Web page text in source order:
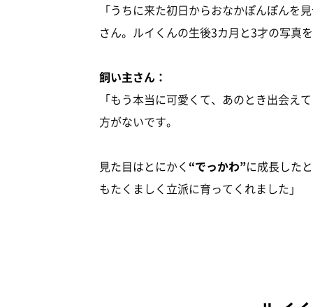
「うちに来た初日からおなかぽんぽんを
さん。ルイくんの生後3カ月と3才の写真
飼い主さん：
「もう本当に可愛くて、あのとき出会
方がないです。
見た目はとにかく “でっかわ”に成長した
もたくましく立派に育ってくれました」